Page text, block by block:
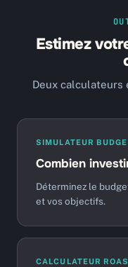
Estimez
Deux calculateurs
SIMULATEUR
Combien
Déterminez le
et vos objectifs.
CALCULATEUR